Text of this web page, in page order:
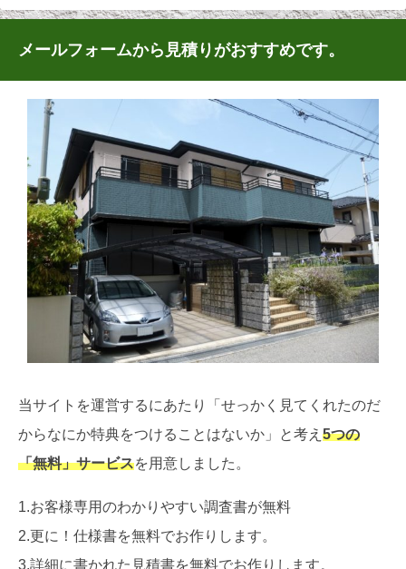
メールフォームから見積りがおすすめです。
当サイトを運営するにあたり「せっかく見てくれたのだ
からなにか特典をつけることはないか」と考え 5つの
「無料」サービスを用意しました。
1.お客様専用のわかりやすい調査書が無料
2.更に！仕様書を無料でお作りします。
3.詳細に書かれた見積書を無料でお作りします。